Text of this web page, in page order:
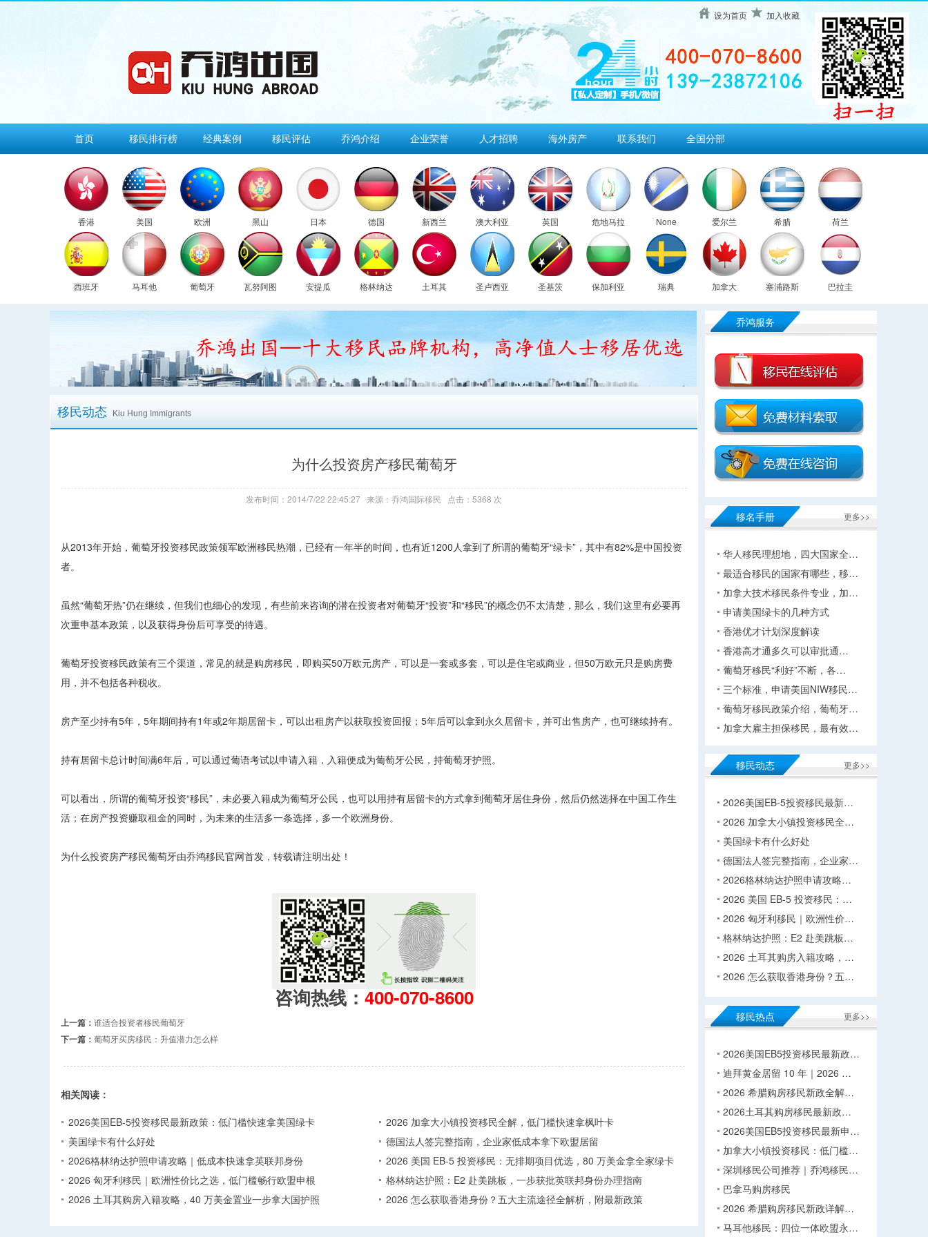
设为首页 加入收藏
首页 移民排行榜 经典案例 移民评估 乔鸿介绍 企业荣誉 人才招聘 海外房产 联系我们 全国分部
香港 美国 欧洲 黑山 日本 德国 新西兰 澳大利亚 英国 危地马拉 None 爱尔兰 希腊 荷兰
西班牙 马耳他 葡萄牙 瓦努阿图 安提瓜 格林纳达 土耳其 圣卢西亚 圣基茨 保加利亚 瑞典 加拿大 塞浦路斯 巴拉圭
移民动态 Kiu Hung Immigrants
为什么投资房产移民葡萄牙
发布时间：2014/7/22 22:45:27 来源：乔鸿国际移民 点击：5368 次
从2013年开始，葡萄牙投资移民政策领军欧洲移民热潮，已经有一年半的时间，也有近1200人拿到了所谓的葡萄牙“绿卡”，其中有82%是中国投资
者。
虽然“葡萄牙热”仍在继续，但我们也细心的发现，有些前来咨询的潜在投资者对葡萄牙“投资”和“移民”的概念仍不太清楚，那么，我们这里有必要再
次重申基本政策，以及获得身份后可享受的待遇。
葡萄牙投资移民政策有三个渠道，常见的就是购房移民，即购买50万欧元房产，可以是一套或多套，可以是住宅或商业，但50万欧元只是购房费
用，并不包括各种税收。
房产至少持有5年，5年期间持有1年或2年期居留卡，可以出租房产以获取投资回报；5年后可以拿到永久居留卡，并可出售房产，也可继续持有。
持有居留卡总计时间满6年后，可以通过葡语考试以申请入籍，入籍便成为葡萄牙公民，持葡萄牙护照。
可以看出，所谓的葡萄牙投资“移民”，未必要入籍成为葡萄牙公民，也可以用持有居留卡的方式拿到葡萄牙居住身份，然后仍然选择在中国工作生
活；在房产投资赚取租金的同时，为未来的生活多一条选择，多一个欧洲身份。
为什么投资房产移民葡萄牙由乔鸿移民官网首发，转载请注明出处！
咨询热线： 400-070-8600
上一篇： 谁适合投资者移民葡萄牙
下一篇： 葡萄牙买房移民：升值潜力怎么样
相关阅读：
2026美国EB-5投资移民最新政策：低门槛快速拿美国绿卡
2026 加拿大小镇投资移民全解，低门槛快速拿枫叶卡
美国绿卡有什么好处
德国法人签完整指南，企业家低成本拿下欧盟居留
2026格林纳达护照申请攻略｜低成本快速拿英联邦身份
2026 美国 EB-5 投资移民：无排期项目优选，80 万美金拿全家绿卡
2026 匈牙利移民｜欧洲性价比之选，低门槛畅行欧盟申根
格林纳达护照：E2 赴美跳板，一步获批英联邦身份办理指南
2026 土耳其购房入籍攻略，40 万美金置业一步拿大国护照
2026 怎么获取香港身份？五大主流途径全解析，附最新政策
乔鸿服务
更多>>
移名手册
华人移民理想地，四大国家全…
最适合移民的国家有哪些，移…
加拿大技术移民条件专业，加…
申请美国绿卡的几种方式
香港优才计划深度解读
香港高才通多久可以审批通…
葡萄牙移民“利好”不断，各…
三个标准，申请美国NIW移民…
葡萄牙移民政策介绍，葡萄牙…
加拿大雇主担保移民，最有效…
更多>>
移民动态
2026美国EB-5投资移民最新…
2026 加拿大小镇投资移民全…
美国绿卡有什么好处
德国法人签完整指南，企业家…
2026格林纳达护照申请攻略…
2026 美国 EB-5 投资移民：…
2026 匈牙利移民｜欧洲性价…
格林纳达护照：E2 赴美跳板…
2026 土耳其购房入籍攻略，…
2026 怎么获取香港身份？五…
更多>>
移民热点
2026美国EB5投资移民最新政…
迪拜黄金居留 10 年｜2026 …
2026 希腊购房移民新政全解…
2026土耳其购房移民最新政…
2026美国EB5投资移民最新申…
加拿大小镇投资移民：低门槛…
深圳移民公司推荐｜乔鸿移民…
巴拿马购房移民
2026 希腊购房移民新政详解…
马耳他移民：四位一体欧盟永…